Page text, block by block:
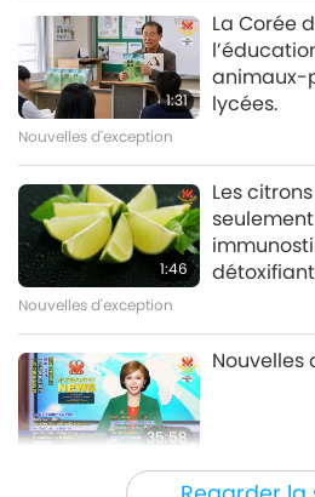
1:31
La Corée
animaux-
lycées.
Nouvelles d'exception
1:46
Les
Nouvelles d'exception
35:58
Nouvelles
Nouvelles d'exception